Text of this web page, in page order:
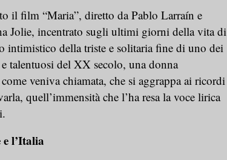
il film “Maria”, diretto da Pablo Larraín e
Jolie, incentrato sugli ultimi giorni della vita di
intimistico della triste e solitaria fine di uno dei
talentuosi del XX secolo, una donna
veniva chiamata, che si aggrappa ai ricordi
quell’immensità che l’ha resa la voce lirica
l’Italia